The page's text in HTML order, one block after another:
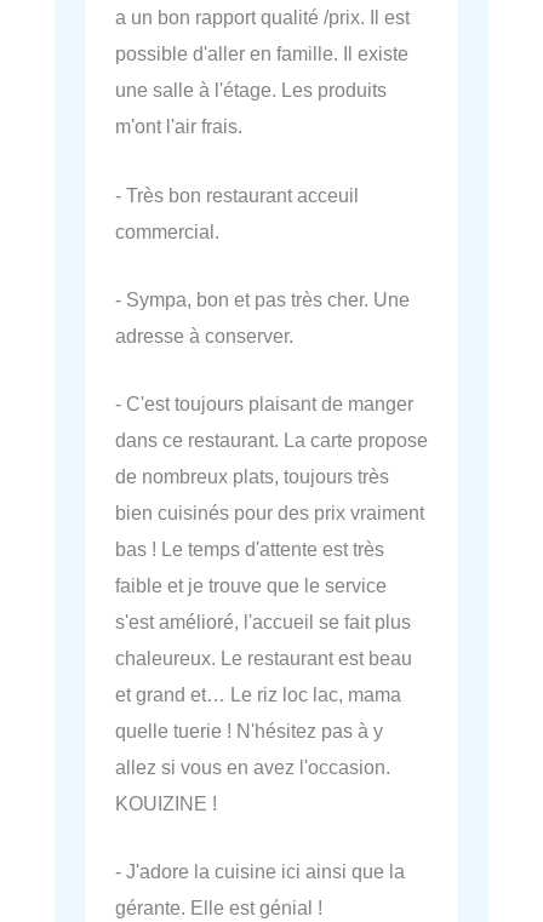
a un bon rapport qualité /prix. Il est
possible d'aller en famille. Il existe
une salle à l'étage. Les produits
m'ont l'air frais.
- Très bon restaurant acceuil
commercial.
- Sympa, bon et pas très cher. Une
adresse à conserver.
- C'est toujours plaisant de manger
dans ce restaurant. La carte propose
de nombreux plats, toujours très
bien cuisinés pour des prix vraiment
bas ! Le temps d'attente est très
faible et je trouve que le service
s'est amélioré, l'accueil se fait plus
chaleureux. Le restaurant est beau
et grand et… Le riz loc lac, mama
quelle tuerie ! N'hésitez pas à y
allez si vous en avez l'occasion.
KOUIZINE !
- J'adore la cuisine ici ainsi que la
gérante. Elle est génial !